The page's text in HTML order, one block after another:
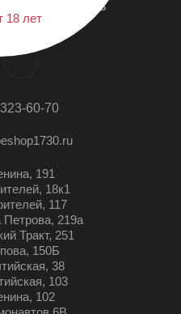
МАГАЗИНОВ
60-70
191
18к1
117
Петрова, 219а
Тракт, 251
150Б
38
103
102
18 лет